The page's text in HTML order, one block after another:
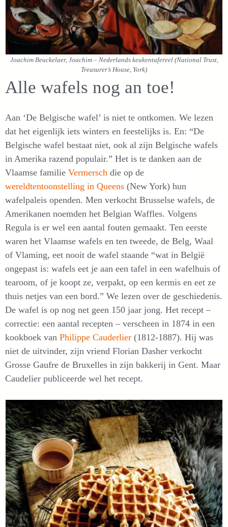
Joachim Beuckelaer, Joachim – Nederlands keukentafereel (National Trust,
Treasurer’s House, York)
Alle wafels nog an toe!
Aan ‘De Belgische wafel’ is niet te ontkomen. We lezen
dat het eigenlijk iets winters en feestelijks is. En: “De
Belgische wafel bestaat niet, ook al zijn Belgische wafels
in Amerika razend populair.” Het is te danken aan de
Vlaamse familie Vermersch die op de
wereldtentoonstelling in Queens (New York) hun
wafelpaleis openden. Men verkocht Brusselse wafels, de
Amerikanen noemden het Belgian Waffles. Volgens
Regula is er wel een aantal fouten gemaakt. Ten eerste
waren het Vlaamse wafels en ten tweede, de Belg, Waal
of Vlaming, eet nooit de wafel staande “wat in België
ongepast is: wafels eet je aan een tafel in een wafelhuis of
tearoom, of je koopt ze, verpakt, op een kermis en eet ze
thuis netjes van een bord.” We lezen over de geschiedenis.
De wafel is op nog net geen 150 jaar jong. Het recept –
correctie: een aantal recepten – verscheen in 1874 in een
kookboek van Philippe Cauderlier (1812-1887). Hij was
niet de uitvinder, zijn vriend Florian Dasher verkocht
Grosse Gaufre de Bruxelles in zijn bakkerij in Gent. Maar
Caudelier publiceerde wel het recept.